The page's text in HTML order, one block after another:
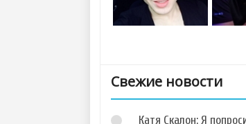
Свежие новости
Катя Скалон: Я